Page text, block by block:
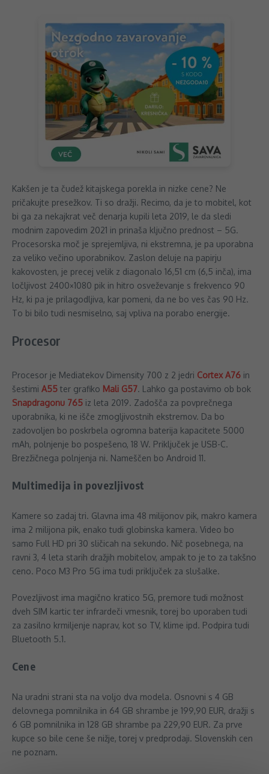
Kakšen je ta čudež kitajskega porekla in nizke cene? Ne
pričakujte presežkov. Ti so dražji. Recimo, da je to mobitel, kot
bi ga za nekajkrat več denarja kupili leta 2019, le da sledi
modnim zapovedim 2021 in prinaša ključno prednost – 5G.
Procesorska moč je sprejemljiva, ni ekstremna, je pa uporabna
za veliko večino uporabnikov. Zaslon deluje na papirju
kakovosten, je precej velik z diagonalo 16,51 cm (6,5 inča), ima
ločljivost 2400×1080 pik in hitro osveževanje s frekvenco 90
Hz, ki pa je prilagodljiva, kar pomeni, da ne bo ves čas 90 Hz.
To bi bilo tudi nesmiselno, saj vpliva na porabo energije.
Procesor
Procesor je Mediatekov Dimensity 700 z 2 jedri Cortex A76 in
šestimi A55 ter grafiko Mali G57. Lahko ga postavimo ob bok
Snapdragonu 765 iz leta 2019. Zadošča za povprečnega
uporabnika, ki ne išče zmogljivostnih ekstremov. Da bo
zadovoljen bo poskrbela ogromna baterija kapacitete 5000
mAh, polnjenje bo pospešeno, 18 W. Priključek je USB-C.
Brezžičnega polnjenja ni. Nameščen bo Android 11.
Multimedija in povezljivost
Kamere so zadaj tri. Glavna ima 48 milijonov pik, makro kamera
ima 2 milijona pik, enako tudi globinska kamera. Video bo
samo Full HD pri 30 sličicah na sekundo. Nič posebnega, na
ravni 3, 4 leta starih dražjih mobitelov, ampak to je to za takšno
ceno. Poco M3 Pro 5G ima tudi priključek za slušalke.
Povezljivost ima magično kratico 5G, premore tudi možnost
dveh SIM kartic ter infrardeči vmesnik, torej bo uporaben tudi
za zasilno krmiljenje naprav, kot so TV, klime ipd. Podpira tudi
Bluetooth 5.1.
Cene
Na uradni strani sta na voljo dva modela. Osnovni s 4 GB
delovnega pomnilnika in 64 GB shrambe je 199,90 EUR, dražji s
6 GB pomnilnika in 128 GB shrambe pa 229,90 EUR. Za prve
kupce so bile cene še nižje, torej v predprodaji. Slovenskih cen
ne poznam.